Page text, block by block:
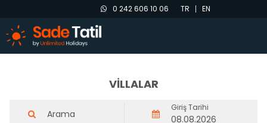
0 242 606 10 06 TR EN
VİLLALAR
Giriş Tarihi